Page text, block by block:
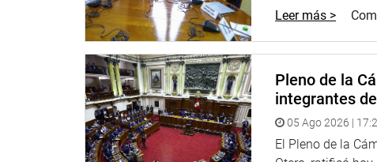
Leer más >
Pleno de la
integrantes
05 Ago 2026 |
El Pleno de la